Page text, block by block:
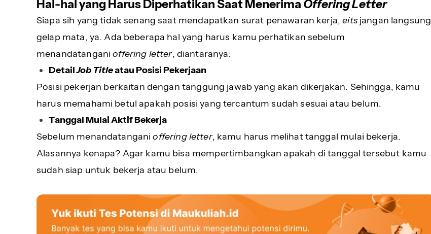
Hal-hal yang Harus Diperhatikan Saat MenerimaOffering Letter
Siapa sih yang tidak senang saat mendapatkan surat penawaran kerja,eitsjangan langsung
gelap mata, ya. Ada beberapa hal yang harus kamu perhatikan sebelum
menandatanganioffering letter, diantaranya:
DetailJob Titleatau Posisi Pekerjaan
Posisi pekerjan berkaitan dengan tanggung jawab yang akan dikerjakan. Sehingga, kamu
harus memahami betul apakah posisi yang tercantum sudah sesuai atau belum.
Tanggal Mulai Aktif Bekerja
Sebelum menandatanganioffering letter, kamu harus melihat tanggal mulai bekerja.
Alasannya kenapa? Agar kamu bisa mempertimbangkan apakah di tanggal tersebut kamu
sudah siap untuk bekerja atau belum.